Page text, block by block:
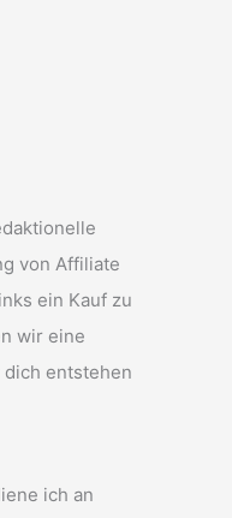
von Affiliate
ein Kauf zu
wir eine
entstehen
ich an